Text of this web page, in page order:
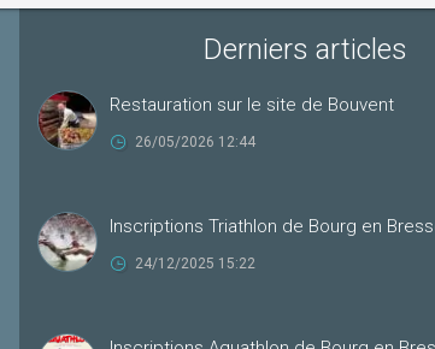
Derniers articles
Restauration sur le site de Bouvent
26/05/2026 12:44
Inscriptions Triathlon de Bourg en
24/12/2025 15:22